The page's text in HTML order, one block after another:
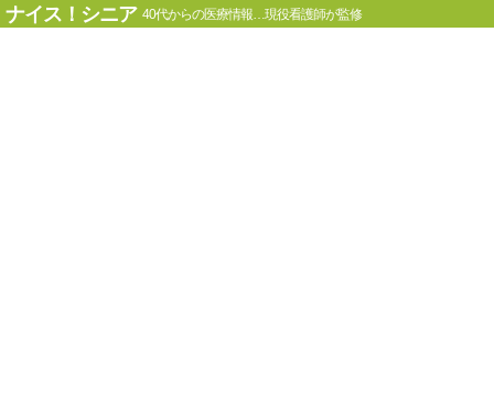
ナイス！シニア 40代からの医療情報…現役看護師が監修